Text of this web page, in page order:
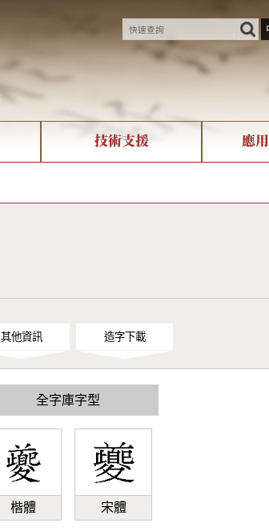
技術支援 應
其他資訊 造字下載
全字庫字型
楷體 宋體